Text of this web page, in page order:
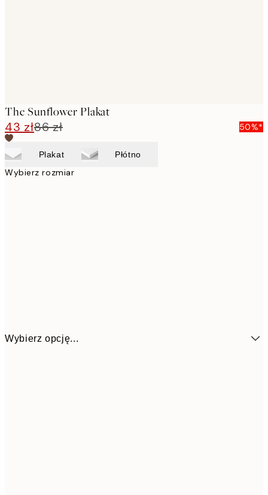
The Sunflower Plakat
43 zł86 zł 50%*
Plakat Płótno
Wybierz rozmiar
Wybierz opcję...